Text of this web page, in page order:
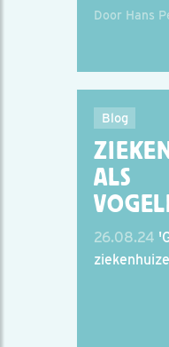
Door Hans
Blog
ALS
26.08.24